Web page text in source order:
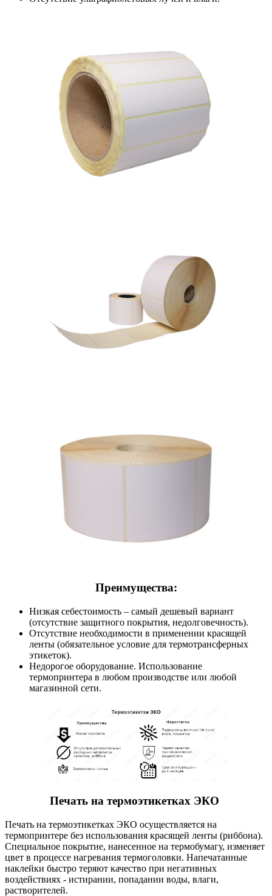
Преимущества:
Низкая себестоимость – самый дешевый вариант
(отсутствие защитного покрытия, недолговечность).
Отсутствие необходимости в применении красящей
ленты (обязательное условие для термотрансферных
этикеток).
Недорогое оборудование. Использование
термопринтера в любом производстве или любой
магазинной сети.
Печать на термоэтикетках ЭКО
Печать на термоэтикетках ЭКО осуществляется на
термопринтере без использования красящей ленты (риббона).
Специальное покрытие, нанесенное на термобумагу, изменяет
цвет в процессе нагревания термоголовки. Напечатанные
наклейки быстро теряют качество при негативных
воздействиях - истирании, попадании воды, влаги,
растворителей.